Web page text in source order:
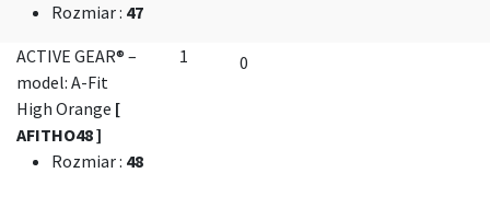
Rozmiar: 47
ACTIVE GEAR® –
model: A-Fit
High Orange [
AFITHO48 ]
Rozmiar: 48
1